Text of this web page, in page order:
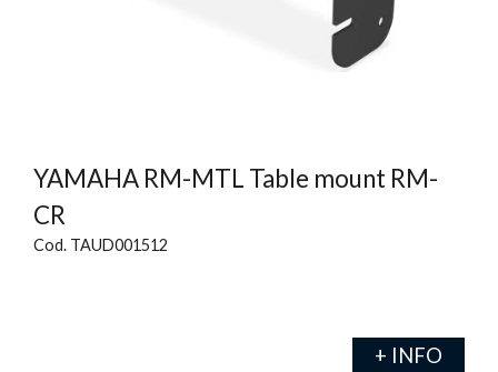
YAMAHA RM-MTL Table mount RM-
CR
Cod. TAUD001512
+ INFO